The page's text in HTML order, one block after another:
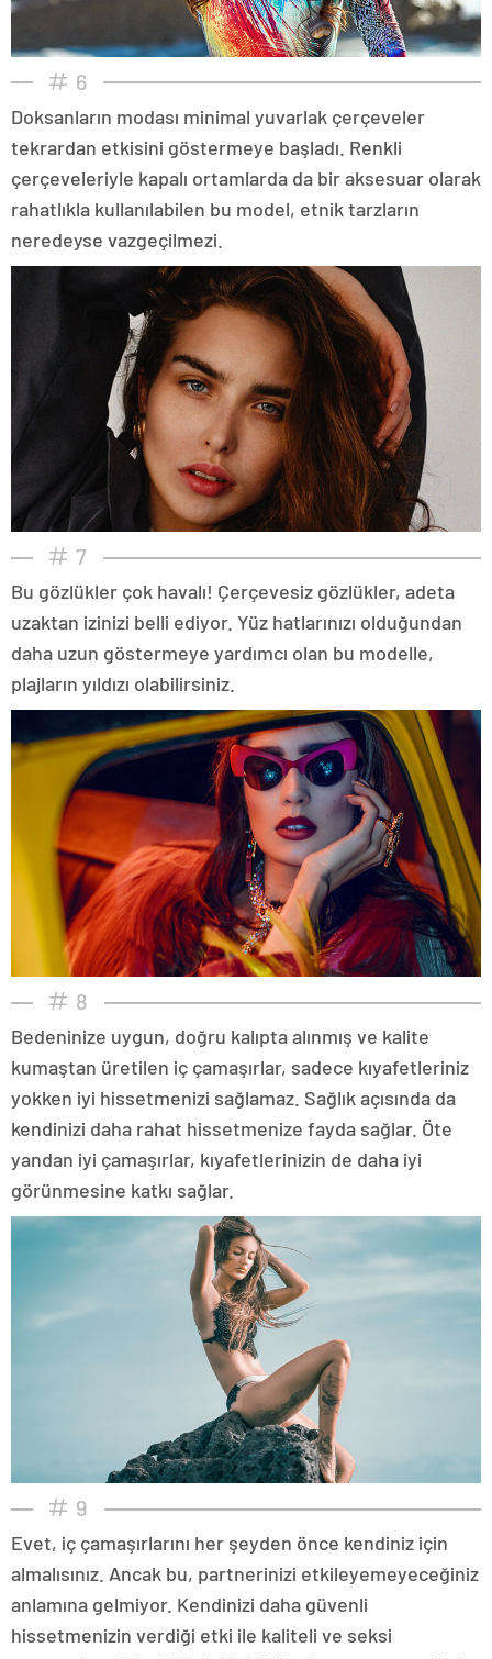
6
Doksanların modası minimal yuvarlak çerçeveler
tekrardan etkisini göstermeye başladı. Renkli
çerçeveleriyle kapalı ortamlarda da bir aksesuar olarak
rahatlıkla kullanılabilen bu model, etnik tarzların
neredeyse vazgeçilmezi.
7
Bu gözlükler çok havalı! Çerçevesiz gözlükler, adeta
uzaktan izinizi belli ediyor. Yüz hatlarınızı olduğundan
daha uzun göstermeye yardımcı olan bu modelle,
plajların yıldızı olabilirsiniz.
8
Bedeninize uygun, doğru kalıpta alınmış ve kalite
kumaştan üretilen iç çamaşırlar, sadece kıyafetleriniz
yokken iyi hissetmenizi sağlamaz. Sağlık açısında da
kendinizi daha rahat hissetmenize fayda sağlar. Öte
yandan iyi çamaşırlar, kıyafetlerinizin de daha iyi
görünmesine katkı sağlar.
9
Evet, iç çamaşırlarını her şeyden önce kendiniz için
almalısınız. Ancak bu, partnerinizi etkileyemeyeceğiniz
anlamına gelmiyor. Kendinizi daha güvenli
hissetmenizin verdiği etki ile kaliteli ve seksi